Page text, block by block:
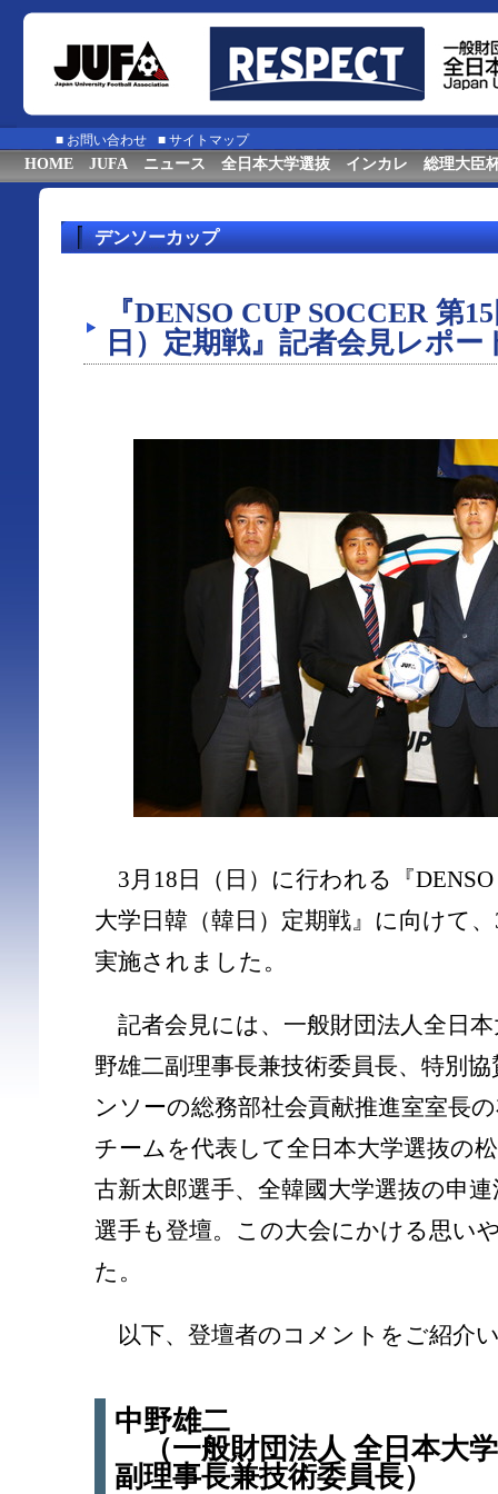
■ お問い合わせ ■ サイトマップ
HOME JUFA ニュース 全日本大学選抜 インカレ 総理大臣
デンソーカップ
『DENSO CUP SOCCER 第
日）定期戦』記者会見レポー
3月18日（日）に行われる『DENSO
大学日韓（韓日）定期戦』に向けて
実施されました。
記者会見には、一般財団法人全日
野雄二副理事長兼技術委員長、特別
ンソーの総務部社会貢献推進室室長
チームを代表して全日本大学選抜の
古新太郎選手、全韓國大学選抜の申
選手も登壇。この大会にかける思い
た。
以下、登壇者のコメントをご紹介
中野雄二
（一般財団法人 全日本大
副理事長兼技術委員長）